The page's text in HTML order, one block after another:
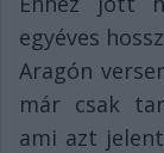
egyéves
Aragón
már csak
ami azt